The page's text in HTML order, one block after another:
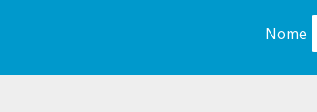
Nome